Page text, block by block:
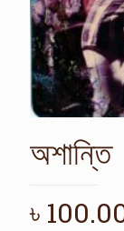
অশান্তি
৳